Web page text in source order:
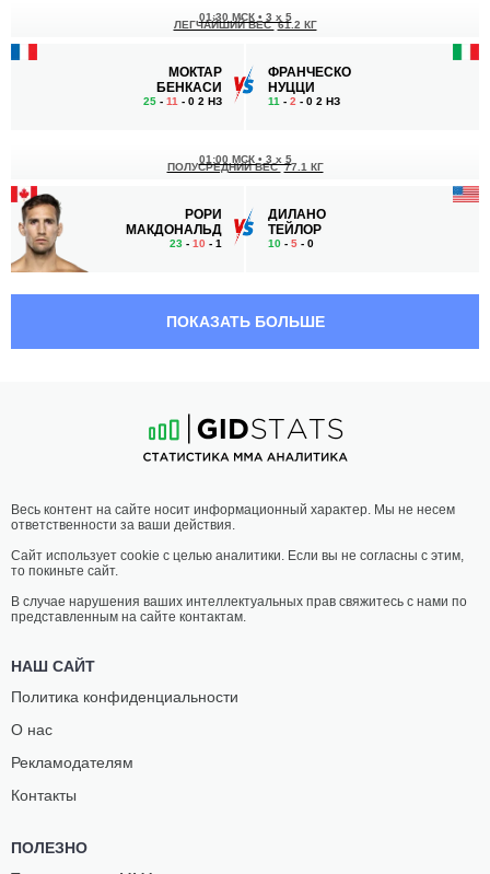
МОКТАР
БЕНКАСИ
25 - 11 - 0 2 НЗ
01:30 МСК • 3 x 5
ЛЕГЧАЙШИЙ ВЕС 61.2 КГ
ФРАНЧЕСКО
НУЦЦИ
11 - 2 - 0 2 НЗ
РОРИ
МАКДОНАЛЬД
23 - 10 - 1
01:00 МСК • 3 x 5
ПОЛУСРЕДНИЙ ВЕС 77.1 КГ
ДИЛАНО
ТЕЙЛОР
10 - 5 - 0
АДАМС
10-6- 0
00:00 МСК•
ТЯЖЕЛЫЙ ВЕС 120.2 КГ
ШЕФФЕЛЬ
ПОКАЗАТЬ БОЛЬШЕ
Весь контент на сайте носит информационный характер. Мы не несем
ответственности за ваши действия.
Сайт использует cookie с целью аналитики. Если вы не согласны с этим,
то покиньте сайт.
В случае нарушения ваших интеллектуальных прав свяжитесь с нами по
представленным на сайте контактам.
НАШ САЙТ
Политика конфиденциальности
О нас
Рекламодателям
Контакты
ПОЛЕЗНО